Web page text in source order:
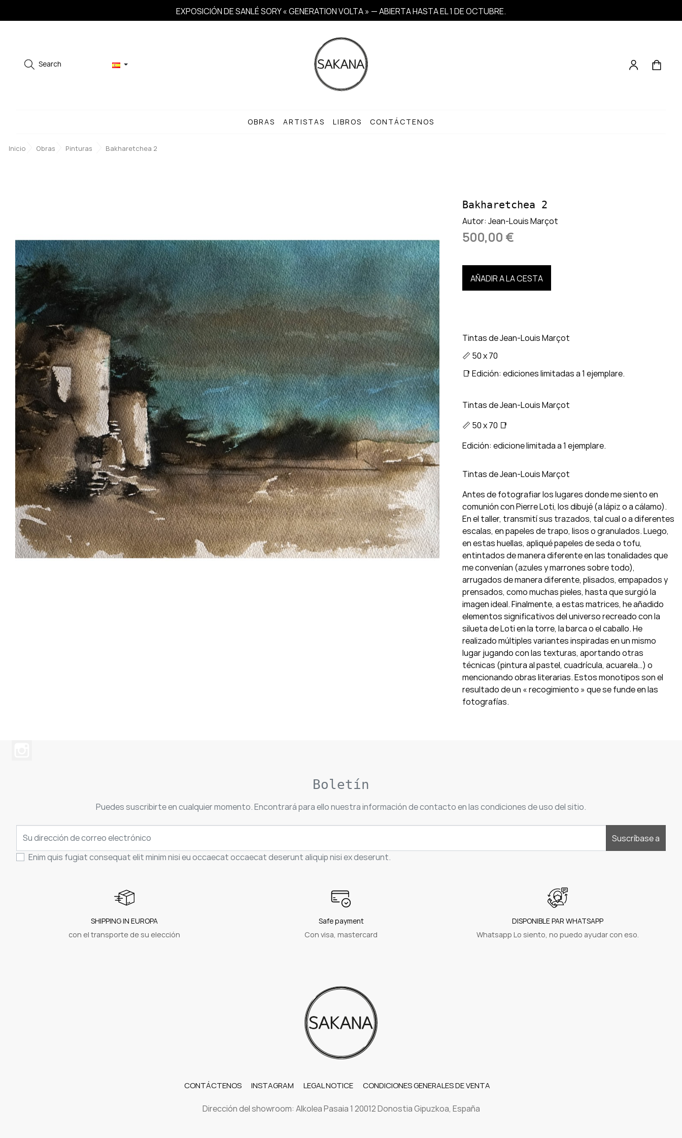
EXPOSICIÓN DE SANLÉ SORY « GENERATION VOLTA » — ABIERTA HASTA EL 1 DE OCTUBRE.
Search
OBRAS ARTISTAS LIBROS CONTÁCTENOS
Inicio Obras Pinturas Bakharetchea 2
Bakharetchea 2
Autor: Jean-Louis Marçot
500,00 €
AÑADIR A LA CESTA
Tintas de Jean-Louis Marçot
📏 50 x 70
📑 Edición: ediciones limitadas a 1 ejemplare.
Tintas de Jean-Louis Marçot
📏 50 x 70 📑
Edición: edicione limitada a 1 ejemplare.
Tintas de Jean-Louis Marçot
Antes de fotografiar los lugares donde me siento en
comunión con Pierre Loti, los dibujé (a lápiz o a cálamo).
En el taller, transmití sus trazados, tal cual o a diferentes
escalas, en papeles de trapo, lisos o granulados. Luego,
en estas huellas, apliqué papeles de seda o tofu,
entintados de manera diferente en las tonalidades que
me convenían (azules y marrones sobre todo),
arrugados de manera diferente, plisados, empapados y
prensados, como muchas pieles, hasta que surgió la
imagen ideal. Finalmente, a estas matrices, he añadido
elementos significativos del universo recreado con la
silueta de Loti en la torre, la barca o el caballo. He
realizado múltiples variantes inspiradas en un mismo
lugar jugando con las texturas, aportando otras
técnicas (pintura al pastel, cuadrícula, acuarela…) o
mencionando obras literarias. Estos monotipos son el
resultado de un « recogimiento » que se funde en las
fotografías.
Boletín
Puedes suscribirte en cualquier momento. Encontrará para ello nuestra información de contacto en las condiciones de uso del sitio.
Suscríbase a
Enim quis fugiat consequat elit minim nisi eu occaecat occaecat deserunt aliquip nisi ex deserunt.
SHIPPING IN EUROPA
con el transporte de su elección
Safe payment
Con visa, mastercard
DISPONIBLE PAR WHATSAPP
Whatsapp Lo siento, no puedo ayudar con eso.
CONTÁCTENOS INSTAGRAM LEGAL NOTICE CONDICIONES GENERALES DE VENTA
Dirección del showroom: Alkolea Pasaia 1 20012 Donostia Gipuzkoa, España